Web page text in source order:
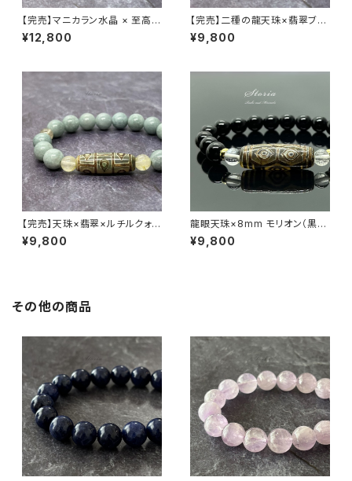
【完売】マニカラン水晶 × 至高の
天珠 ブレスレット【一点物】
¥12,800
【完売】二種の龍天珠×翡翠ブレ
スレット
¥9,800
【完売】天珠×翡翠×ルチルクォー
ツ ブレスレット
¥9,800
龍眼天珠×8mm モリオン（黒水
晶）×ヒマラヤ水晶 ブレスレット
¥9,800
その他の商品